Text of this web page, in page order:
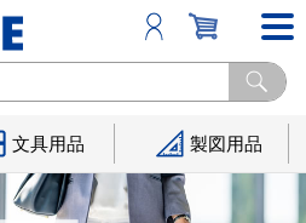
文具用品 製図用品